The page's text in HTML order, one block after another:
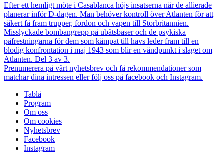
Efter ett hemligt möte i Casablanca höjs insatserna när de allierade
planerar inför D-dagen. Man behöver kontroll över Atlanten för att
säkert få fram trupper, fordon och vapen till Storbritannien.
Misslyckade bombangrepp på ubåtsbaser och de psykiska
påfrestningarna för dem som kämpat till havs leder fram till en
blodig konfrontation i maj 1943 som blir en vändpunkt i slaget om
Atlanten. Del 3 av 3.
Prenumerera på vårt nyhetsbrev och få rekommendationer som
matchar dina intressen eller följ oss på facebook och Instagram.
Tablå
Program
Om oss
Om cookies
Nyhetsbrev
Facebook
Instagram